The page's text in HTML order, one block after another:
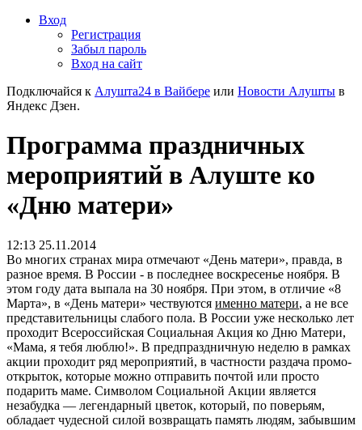
Вход
Регистрация
Забыл пароль
Вход на сайт
Подключайся к Алушта24 в Вайбере или Новости Алушты в
Яндекс Дзен.
Программа праздничных
мероприятий в Алуште ко
«Дню матери»
12:13 25.11.2014
Во многих странах мира отмечают «День матери», правда, в
разное время. В России - в последнее воскресенье ноября. В
этом году дата выпала на 30 ноября. При этом, в отличие «8
Марта», в «День матери» чествуются именно матери, а не все
представительницы слабого пола. В России уже несколько лет
проходит Всероссийская Социальная Акция ко Дню Матери,
«Мама, я тебя люблю!». В предпраздничную неделю в рамках
акции проходит ряд мероприятий, в частности раздача промо-
открыток, которые можно отправить почтой или просто
подарить маме. Символом Социальной Акции является
незабудка — легендарный цветок, который, по поверьям,
обладает чудесной силой возвращать память людям, забывшим